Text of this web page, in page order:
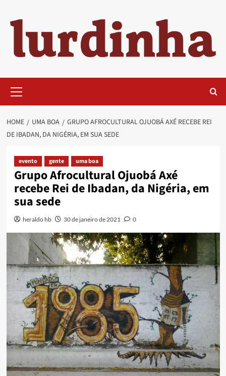
content
Menu
HOME UMA BOA
GRUPO AFROCULTURAL OJUOBÁ AXÉ RECEBE REI
DE IBADAN, DA NIGÉRIA, EM SUA SEDE
evento gente uma boa
Grupo Afrocultural Ojuobá Axé
recebe Rei de Ibadan, da Nigéria, em
sua sede
heraldo hb 30 de janeiro de 2021 0